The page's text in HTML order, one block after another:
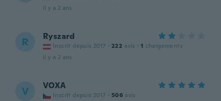
il y a 2 ans
R Ryszard
Inscrit depuis 2017 · 222 avis · 1 chargements
il y a 2 ans
V VOXA
Inscrit depuis 2017 · 506 avis